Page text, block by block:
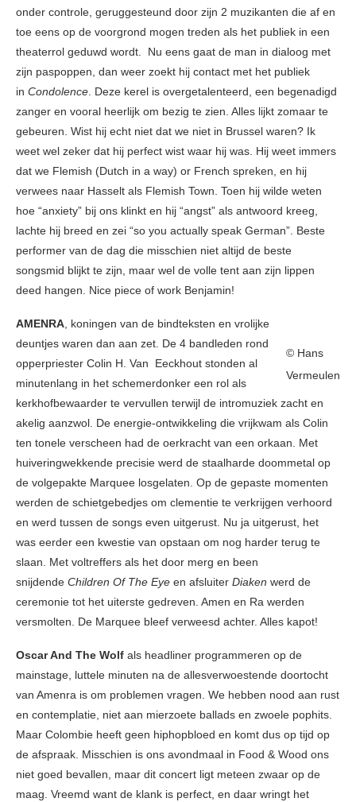
onder controle, geruggesteund door zijn 2 muzikanten die af en
toe eens op de voorgrond mogen treden als het publiek in een
theaterrol geduwd wordt. Nu eens gaat de man in dialoog met
zijn paspoppen, dan weer zoekt hij contact met het publiek
in Condolence. Deze kerel is overgetalenteerd, een begenadigd
zanger en vooral heerlijk om bezig te zien. Alles lijkt zomaar te
gebeuren. Wist hij echt niet dat we niet in Brussel waren? Ik
weet wel zeker dat hij perfect wist waar hij was. Hij weet immers
dat we Flemish (Dutch in a way) or French spreken, en hij
verwees naar Hasselt als Flemish Town. Toen hij wilde weten
hoe “anxiety” bij ons klinkt en hij “angst” als antwoord kreeg,
lachte hij breed en zei “so you actually speak German”. Beste
performer van de dag die misschien niet altijd de beste
songsmid blijkt te zijn, maar wel de volle tent aan zijn lippen
deed hangen. Nice piece of work Benjamin!
© Hans
Vermeulen
AMENRA, koningen van de bindteksten en vrolijke
deuntjes waren dan aan zet. De 4 bandleden rond
opperpriester Colin H. Van Eeckhout stonden al
minutenlang in het schemerdonker een rol als
kerkhofbewaarder te vervullen terwijl de intromuziek zacht en
akelig aanzwol. De energie-ontwikkeling die vrijkwam als Colin
ten tonele verscheen had de oerkracht van een orkaan. Met
huiveringwekkende precisie werd de staalharde doommetal op
de volgepakte Marquee losgelaten. Op de gepaste momenten
werden de schietgebedjes om clementie te verkrijgen verhoord
en werd tussen de songs even uitgerust. Nu ja uitgerust, het
was eerder een kwestie van opstaan om nog harder terug te
slaan. Met voltreffers als het door merg en been
snijdende Children Of The Eye en afsluiter Diaken werd de
ceremonie tot het uiterste gedreven. Amen en Ra werden
versmolten. De Marquee bleef verweesd achter. Alles kapot!
Oscar And The Wolf als headliner programmeren op de
mainstage, luttele minuten na de allesverwoestende doortocht
van Amenra is om problemen vragen. We hebben nood aan rust
en contemplatie, niet aan mierzoete ballads en zwoele pophits.
Maar Colombie heeft geen hiphopbloed en komt dus op tijd op
de afspraak. Misschien is ons avondmaal in Food & Wood ons
niet goed bevallen, maar dit concert ligt meteen zwaar op de
maag. Vreemd want de klank is perfect, en daar wringt het